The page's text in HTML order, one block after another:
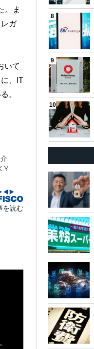
。ま
ガ
いて
、IT
。
を読む